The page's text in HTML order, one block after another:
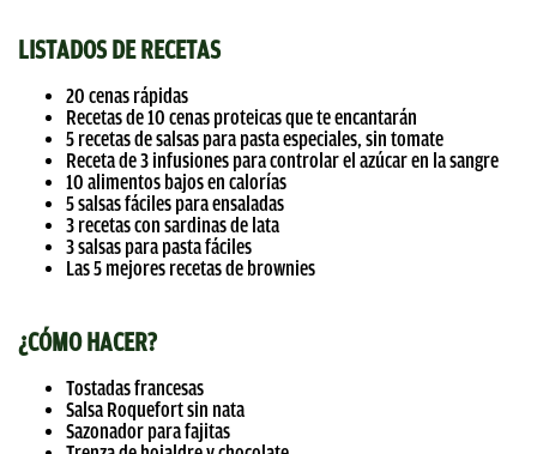
LISTADOS DE RECETAS
20 cenas rápidas
Recetas de 10 cenas proteicas que te encantarán
5 recetas de salsas para pasta especiales, sin tomate
Receta de 3 infusiones para controlar el azúcar en la sangre
10 alimentos bajos en calorías
5 salsas fáciles para ensaladas
3 recetas con sardinas de lata
3 salsas para pasta fáciles
Las 5 mejores recetas de brownies
¿CÓMO HACER?
Tostadas francesas
Salsa Roquefort sin nata
Sazonador para fajitas